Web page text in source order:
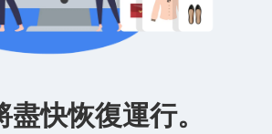
快恢復運行。